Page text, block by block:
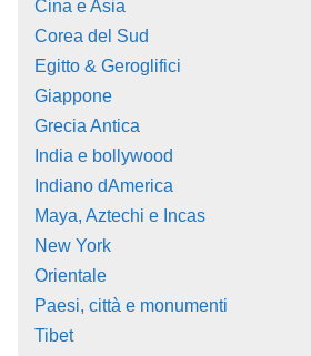
Cina e Asia
Corea del Sud
Egitto & Geroglifici
Giappone
Grecia Antica
India e bollywood
Indiano dAmerica
Maya, Aztechi e Incas
New York
Orientale
Paesi, città e monumenti
Tibet